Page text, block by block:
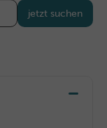
jetzt suchen